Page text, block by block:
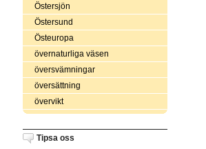
Östersjön
Östersund
Östeuropa
övernaturliga väsen
översvämningar
översättning
övervikt
Tipsa oss